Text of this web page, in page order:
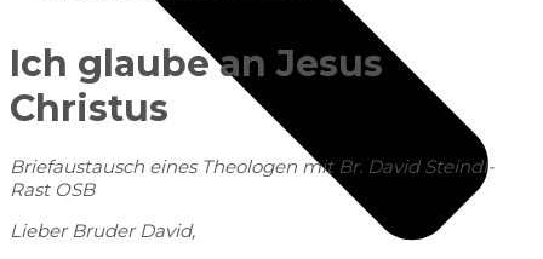
Ich glaube an Jesus
Christus
Briefaustausch eines Theologen mit Br. David Steindl-
Rast OSB
Lieber Bruder David,